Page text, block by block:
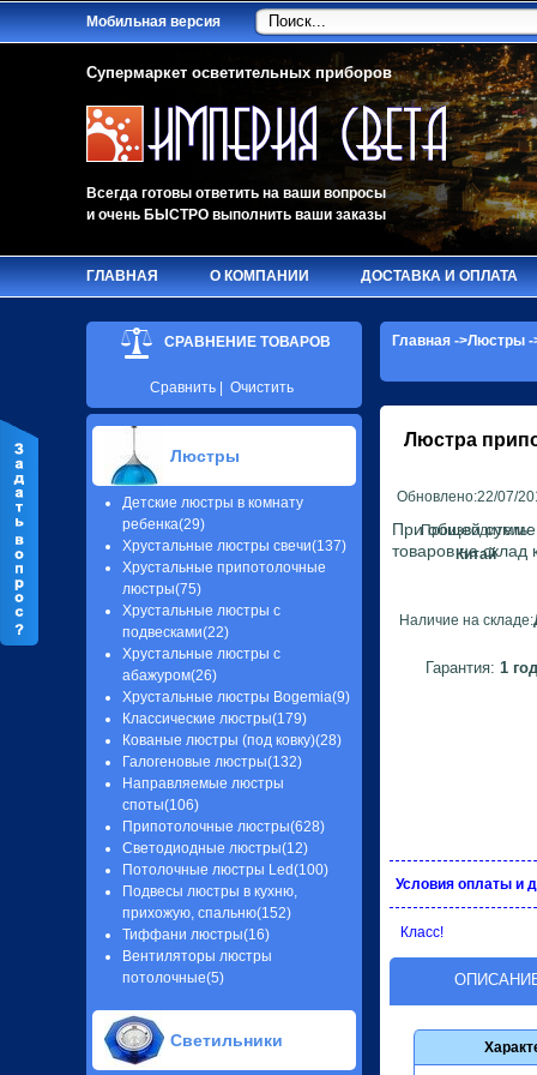
Мобильная версия
Супермаркет осветительных приборов
Всегда готовы ответить на ваши вопросы
и очень БЫСТРО выполнить ваши заказы
ГЛАВНАЯ О КОМПАНИИ ДОСТАВКА И ОПЛАТА
Главная ->Люстры -
Люстра
Обновлено:22/07/
Производитель:
Китай
Наличие на складе:
Гарантия: 1 год
При общей сумме
товаров на склад
Условия оплаты и
Класс!
СРАВНЕНИЕ ТОВАРОВ
Сравнить Очистить
Люстры
Детские люстры в комнату
ребенка(29)
Хрустальные люстры свечи(137)
Хрустальные припотолочные
люстры(75)
Хрустальные люстры с
подвесками(22)
Хрустальные люстры с
абажуром(26)
Хрустальные люстры Bogemia(9)
Классические люстры(179)
Кованые люстры (под ковку)(28)
Галогеновые люстры(132)
Направляемые люстры
споты(106)
Припотолочные люстры(628)
Светодиодные люстры(12)
Потолочные люстры Led(100)
Подвесы люстры в кухню,
прихожую, спальню(152)
Тиффани люстры(16)
Вентиляторы люстры
потолочные(5)
Светильники